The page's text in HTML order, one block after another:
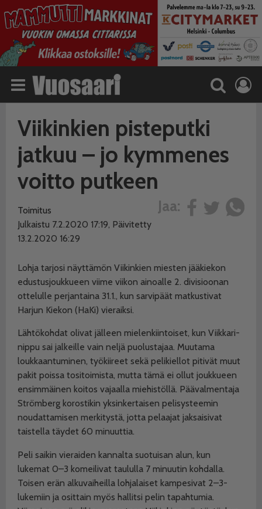
Viikinkien pisteputki
jatkuu – jo kymmenes
voitto putkeen
Jaa:
Toimitus
Julkaistu 7.2.2020 17:19, Päivitetty
13.2.2020 16:29
Lohja tarjosi näyttämön Viikinkien miesten jääkiekon
edustusjoukkueen viime viikon ainoalle 2. divisioonan
ottelulle perjantaina 31.1., kun sarvipäät matkustivat
Harjun Kiekon (HaKi) vieraiksi.
Lähtökohdat olivat jälleen mielenkiintoiset, kun Viikkari-
nippu sai jalkeille vain neljä puolustajaa. Muutama
loukkaantuminen, työkiireet sekä pelikiellot pitivät muut
pakit poissa tositoimista, mutta tämä ei ollut joukkueen
ensimmäinen koitos vajaalla miehistöllä. Päävalmentaja
Strömberg korostikin yksinkertaisen pelisysteemin
noudattamisen merkitystä, jotta pelaajat jaksaisivat
taistella täydet 60 minuuttia.
Peli saikin vieraiden kannalta suotuisan alun, kun
lukemat 0–3 komeilivat taululla 7 minuutin kohdalla.
Toisen erän alkuvaiheilla lohjalaiset kampesivat 2–3-
lukemiin ja osittain myös hallitsi pelin tapahtumia.